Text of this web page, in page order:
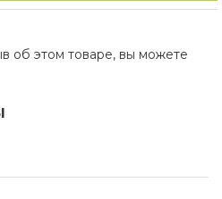
об этом товаре, вы можете